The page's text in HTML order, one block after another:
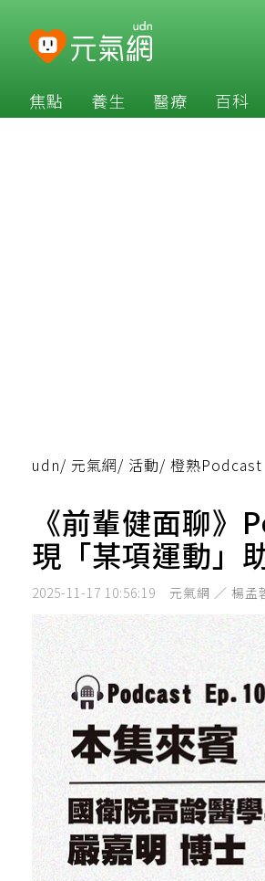
焦點 養生 醫療 百科
udn/ 元氣網/ 活動/ 橙熟Podcast
《前輩健面聊
現「某項運動」
2025-11-17 10:56:19 元氣網 ／ 楊孟